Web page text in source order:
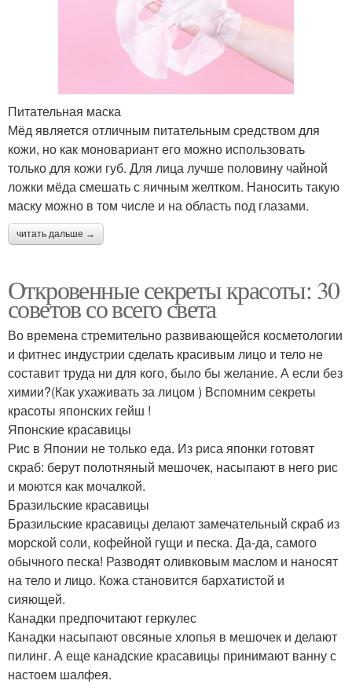
Питательная маска
Мёд является отличным питательным средством для
кожи, но как моновариант его можно использовать
только для кожи губ. Для лица лучше половину чайной
ложки мёда смешать с яичным желтком. Наносить такую
маску можно в том числе и на область под глазами.
читать дальше →
Откровенные секреты красоты: 30
советов со всего света
Во времена стремительно развивающейся косметологии
и фитнес индустрии сделать красивым лицо и тело не
составит труда ни для кого, было бы желание. А если без
химии?(Как ухаживать за лицом ) Вспомним секреты
красоты японских гейш !
Японские красавицы
Рис в Японии не только еда. Из риса японки готовят
скраб: берут полотняный мешочек, насыпают в него рис
и моются как мочалкой.
Бразильские красавицы
Бразильские красавицы делают замечательный скраб из
морской соли, кофейной гущи и песка. Да-да, самого
обычного песка! Разводят оливковым маслом и наносят
на тело и лицо. Кожа становится бархатистой и
сияющей.
Канадки предпочитают геркулес
Канадки насыпают овсяные хлопья в мешочек и делают
пилинг. А еще канадские красавицы принимают ванну с
настоем шалфея.